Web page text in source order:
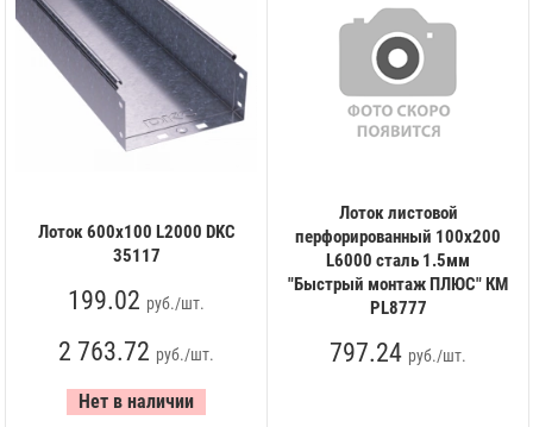
Лоток 600х100 L2000 DKC
35117
199.02 руб./шт.
2 763.72 руб./шт.
Нет в наличии
Лоток листовой
перфорированный 100х200
L6000 сталь 1.5мм
"Быстрый монтаж ПЛЮС" КМ
PL8777
797.24 руб./шт.